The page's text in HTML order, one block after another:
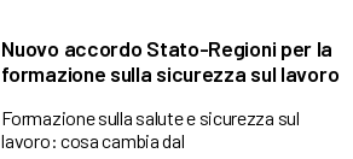
Nuovo accordo Stato-Regioni per la
formazione sulla sicurezza sul lavoro
Formazione sulla salute e sicurezza sul
lavoro: cosa cambia dal